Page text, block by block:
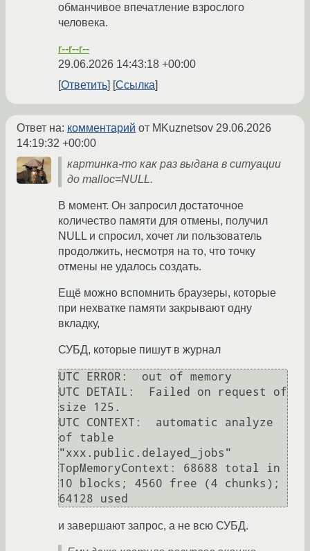
обманчивое впечатление взрослого
человека.
r--r--r--
29.06.2026 14:43:18 +00:00
Ответить
Ссылка
Ответ на: комментарий от MKuznetsov 29.06.2026
14:19:32 +00:00
картинка-то как раз выдана в ситуации
до malloc=NULL.
В момент. Он запросил достаточное
количество памяти для отмены, получил
NULL и спросил, хочет ли пользователь
продолжить, несмотря на то, что точку
отмены не удалось создать.
Ещё можно вспомнить браузеры, которые
при нехватке памяти закрывают одну
вкладку,
СУБД, которые пишут в журнал
UTC ERROR:  out of memory
UTC DETAIL:  Failed on request of
size 125.
UTC CONTEXT:  automatic analyze
of table
"xxx.public.delayed_jobs"
TopMemoryContext: 68688 total in
10 blocks; 4560 free (4 chunks);
и завершают запрос, а не всю СУБД.